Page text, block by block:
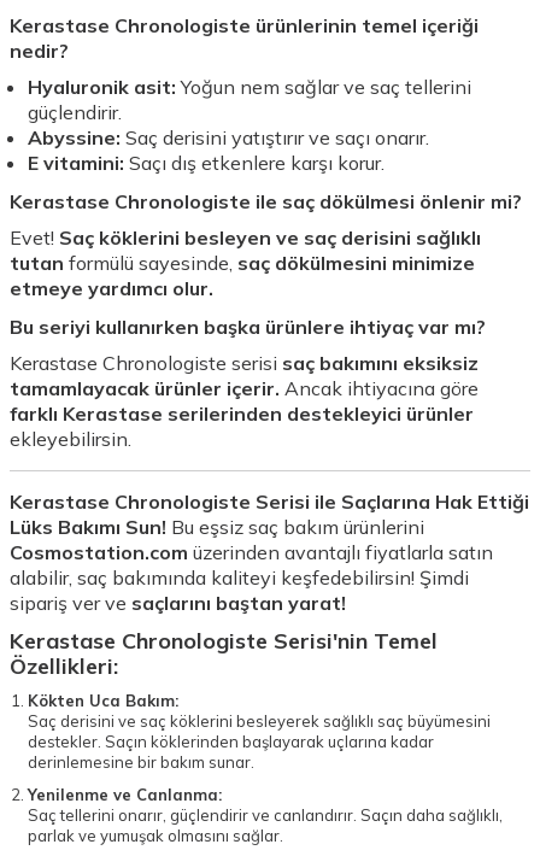
Kerastase Chronologiste ürünlerinin temel içeriği
nedir?
Hyaluronik asit: Yoğun nem sağlar ve saç tellerini
güçlendirir.
Abyssine: Saç derisini yatıştırır ve saçı onarır.
E vitamini: Saçı dış etkenlere karşı korur.
Kerastase Chronologiste ile saç dökülmesi önlenir mi?
Evet! Saç köklerini besleyen ve saç derisini sağlıklı
tutan formülü sayesinde, saç dökülmesini minimize
etmeye yardımcı olur.
Bu seriyi kullanırken başka ürünlere ihtiyaç var mı?
Kerastase Chronologiste serisi saç bakımını eksiksiz
tamamlayacak ürünler içerir. Ancak ihtiyacına göre
farklı Kerastase serilerinden destekleyici ürünler
ekleyebilirsin.
Kerastase Chronologiste Serisi ile Saçlarına Hak Ettiği
Lüks Bakımı Sun! Bu eşsiz saç bakım ürünlerini
Cosmostation.com üzerinden avantajlı fiyatlarla satın
alabilir, saç bakımında kaliteyi keşfedebilirsin! Şimdi
sipariş ver ve saçlarını baştan yarat!
Kerastase Chronologiste Serisi'nin Temel
Özellikleri:
Kökten Uca Bakım:
Saç derisini ve saç köklerini besleyerek sağlıklı saç büyümesini
destekler. Saçın köklerinden başlayarak uçlarına kadar
derinlemesine bir bakım sunar.
Yenilenme ve Canlanma:
Saç tellerini onarır, güçlendirir ve canlandırır. Saçın daha sağlıklı,
parlak ve yumuşak olmasını sağlar.